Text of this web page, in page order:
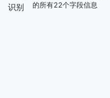
识别
的所有22个字段信息